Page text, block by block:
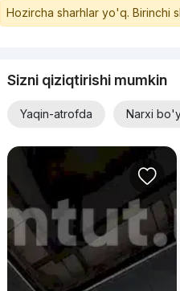
Hozircha sharhlar yo'q. Birinchi
Sizni qiziqtirishi mumkin
Yaqin-atrofda Narxi